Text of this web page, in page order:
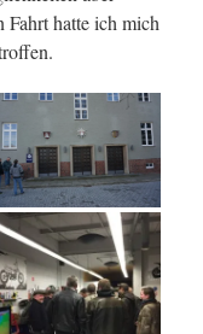
Fahrt hatte ich mich